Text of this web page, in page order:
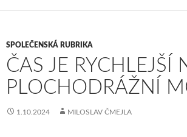
SPOLEČENSKÁ RUBRIKA
ČAS JE RYCHLEJŠÍ
PLOCHODRÁŽNÍ
1.10.2024 MILOSLAV ČMEJLA